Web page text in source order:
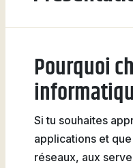
Badminton
Pourquoi
Si tu souhaites
applications et
réseaux, aux